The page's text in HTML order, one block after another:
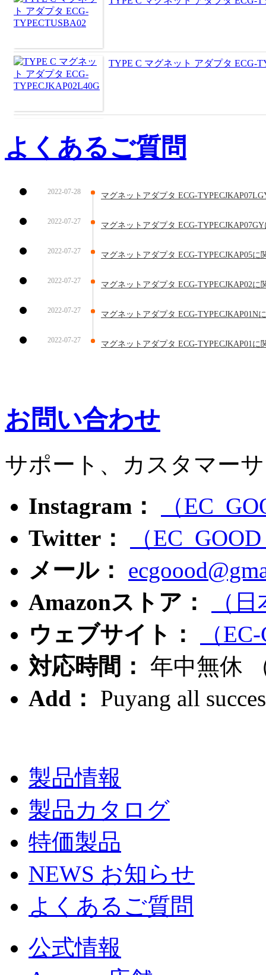
TYPE C マグネット アダプタ ECG-
TYPE C マグネット アダプタ ECG-
よくあるご質問
2022-07-28 マグネットアダプタ ECG-
2022-07-27 マグネットアダプタ ECG-
2022-07-27 マグネットアダプタ ECG-TYPECJKAP05に
2022-07-27 マグネットアダプタ ECG-TYPECJKAP02に
2022-07-27 マグネットアダプタ ECG-TYPECJKAP01N
2022-07-27 マグネットアダプタ ECG-TYPECJKAP01に
お問い合わせ
サポート、カスタマー
Instagram：
（
Twitter：
（
メール：
Amazonストア：
（
ウェブサイト：
（
対応時間： 年中無休
Add： Puyang all
製品情報
製品カタログ
特価製品
NEWS お知らせ
よくあるご質問
公式情報